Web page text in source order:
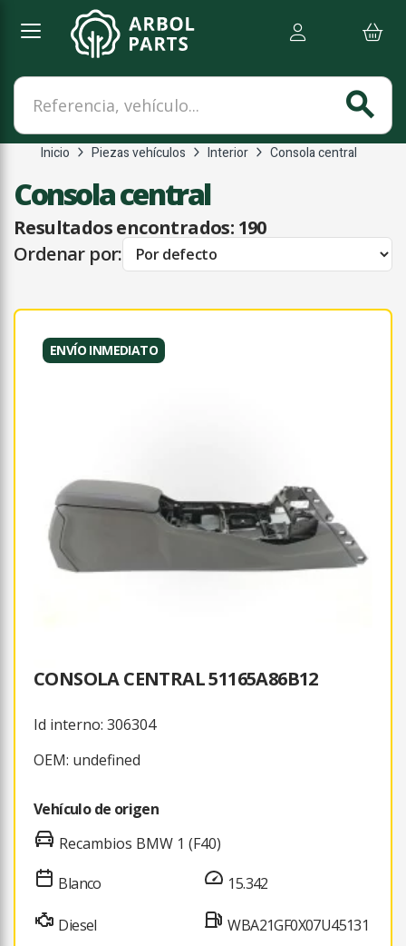
Referencia, vehículo...
search
Inicio Piezas vehículos Interior Consola central
Consola central
Resultados encontrados: 190
Ordenar por:
ENVÍO INMEDIATO
CONSOLA CENTRAL 51165A86B12
Id interno: 306304
OEM: undefined
Vehículo de origen
Recambios BMW 1 (F40)
Blanco
Diesel
15.342
WBA21GF0X07U45131